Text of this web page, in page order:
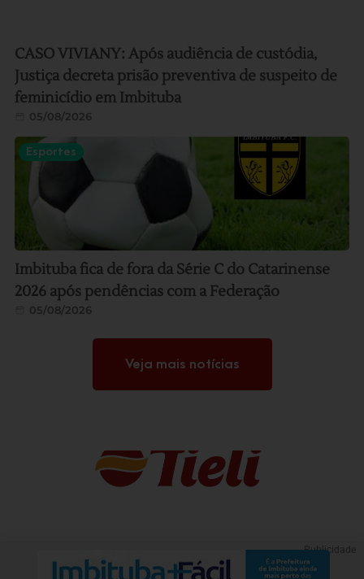
CASO VIVIANY: Após audiência de custódia,
Justiça decreta prisão preventiva de suspeito de
feminicídio em Imbituba
05/08/2026
Esportes
Imbituba fica de fora da Série C do Catarinense
2026 após pendências com a Federação
05/08/2026
Veja mais notícias
Publicidade